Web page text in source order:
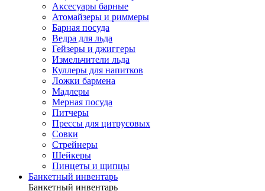
Аксесуары барные
Атомайзеры и риммеры
Барная посуда
Ведра для льда
Гейзеры и джиггеры
Измельчители льда
Куллеры для напитков
Ложки бармена
Мадлеры
Мерная посуда
Питчеры
Прессы для цитрусовых
Совки
Стрейнеры
Шейкеры
Пинцеты и щипцы
Банкетный инвентарь
Банкетный инвентарь